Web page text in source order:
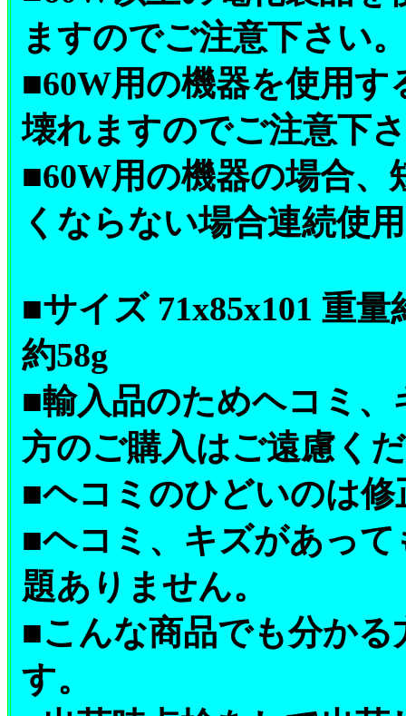
ますのでご注意下さい。
■60W用の機器を使用
壊れますのでご注意下
■60W用の機器の場合
くならない場合連続使
■サイズ 71x85x101 重
約58g
■輸入品のためヘコミ
方のご購入はご遠慮く
■ヘコミのひどいのは
■ヘコミ、キズがあっ
題ありません。
■こんな商品でも分か
す。